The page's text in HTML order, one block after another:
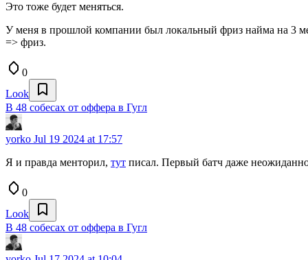
Это тоже будет меняться.
У меня в прошлой компании был локальный фриз найма на 3
=> фриз.
0
Look
В 48 собесах от оффера в Гугл
yorko Jul 19 2024 at 17:57
Я и правда менторил, тут писал. Первый батч даже
0
Look
В 48 собесах от оффера в Гугл